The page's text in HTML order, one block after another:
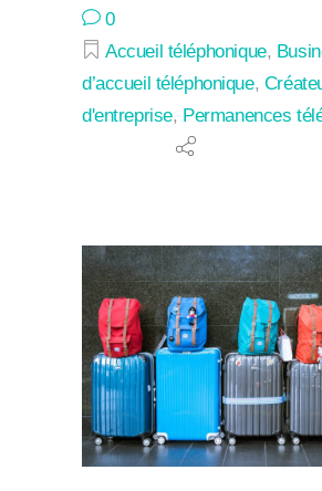
0
Accueil téléphonique,
d’accueil téléphonique,
d'entreprise, Permanences